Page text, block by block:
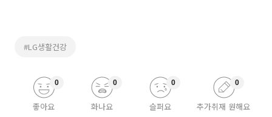
#LG생활건강
좋아요
0
화나요
0
슬퍼요
0
추가취재 원해요
0